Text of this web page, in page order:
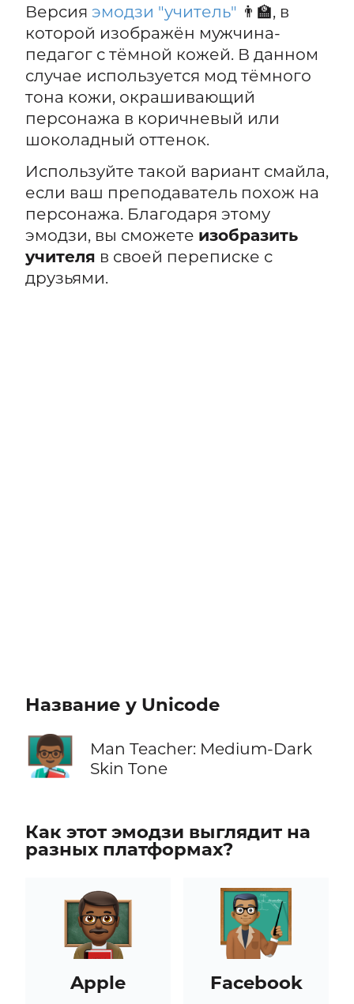
Версия эмодзи "учитель" 👨‍🏫, в
которой изображён мужчина-
педагог с тёмной кожей. В данном
случае используется мод тёмного
тона кожи, окрашивающий
персонажа в коричневый или
шоколадный оттенок.
Используйте такой вариант смайла,
если ваш преподаватель похож на
персонажа. Благодаря этому
эмодзи, вы сможете изобразить
учителя в своей переписке с
друзьями.
Название у Unicode
👨🏾‍🏫
Man Teacher: Medium-Dark
Skin Tone
Как этот эмодзи выглядит на
разных платформах?
Apple Facebook